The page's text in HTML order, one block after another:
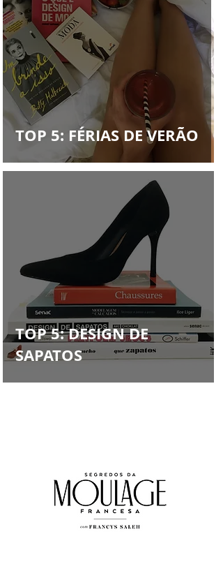
TOP 5: FÉRIAS DE VERÃO
TOP 5: DESIGN DE
SAPATOS